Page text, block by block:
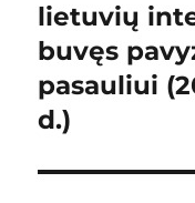
post:
lietuvių
buvęs
pasauliui
d.)